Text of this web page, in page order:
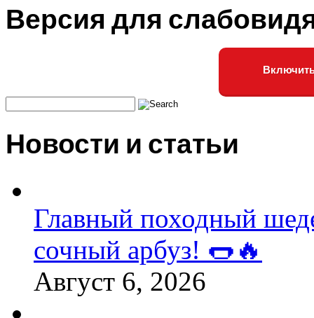
Версия для
Новости и статьи
Главный походный
сочный арбуз! 🌭🔥
Август 6, 2026